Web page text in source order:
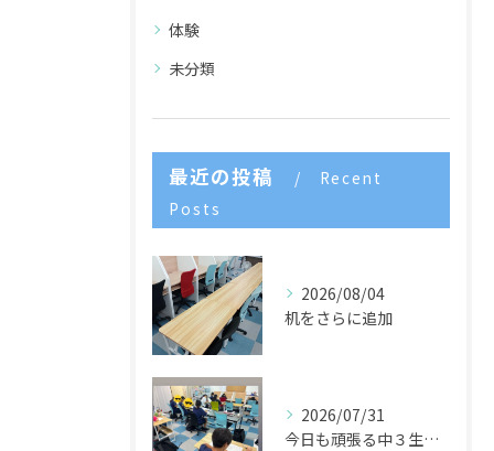
体験
未分類
最近の投稿
Recent
Posts
2026/08/04
机をさらに追加
2026/07/31
今日も頑張る中３生たち🌈